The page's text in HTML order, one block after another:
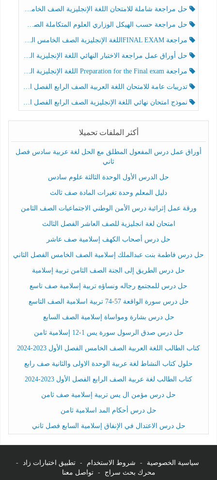
حل مراجعة شاملة للامتحان اللغة الإنجليزية الصف الخامس الفصل الثالث
حل مراجعة حسب الهيكل الوزاري العلوم المتكاملة الصف الخامس عام الفصل الثالث
مراجعة FINAL EXAMاللغة الإنجليزية الصف الخامس الفصل الثالث
حل أوراق عمل مراجعة الاختبار النهائي اللغة الإنجليزية الصف الرابع الفصل الثالث
مراجعة Preparation for the Final exam اللغة الإنجليزية الصف الرابع الفصل الثالث
تدريبات عامة للامتحان اللغة العربية الصف الرابع الفصل الثالث
نموذج امتحان نهائي اللغة الإنجليزية الصف الرابع الفصل الثالث
أكثر الملفات تحميلا
أوراق عمل درس المفعول المطلق مع الحل لغة عربية سادس فصل
ثاني
حل الدرس الأول الوحدة الثالثة علوم سادس
دليل المعلم وحدة تغيرات المادة صف ثالث
ورقة عمل إثرائية درس الأمن الوطني الاجتماعيات الصف الثامن
امتحان لغة انجليزية للصف العاشر الفصل الثالث
حل درس أصحاب الكهف إسلامية صف عاشر
حل درس فاطمة بنت عبدالملك إسلامية الصف الخامس الفصل الثاني
حل درس الطريق إلى الجنة الصف الثامن تربية إسلامية
حل درس للمجتمع رجاله ونساؤه تربية إسلامية صف تاسع
حل درس سورة الواقعة 57-74 تربية اسلامية الصف التاسع
حل درس بشارة ومواساة إسلامية الصف السابع
حل درس صدق الرسول سورة يس 1-12 إسلامية ثامن
كتاب الطالب اللغة العربية الصف الخامس الفصل الأول 2023-2024
حلول كتاب النشاط لغة عربية الوحدة الاولى والثانية صف رابع
كتاب الطالب لغة عربية الصف الرابع الفصل الأول 2023-2024
حل درس مؤمن ال يس تربية إسلامية صف ثامن
حل درس أحكام المد اسلامية ثامن
حل درس الاعتدال في الإنفاق إسلامية السابع فصل ثاني
سياسية الخصوصية - شروط الاستخدام - تطبيق اختبارات زاد
-
محرك بحث سراج
- تواصل معنا